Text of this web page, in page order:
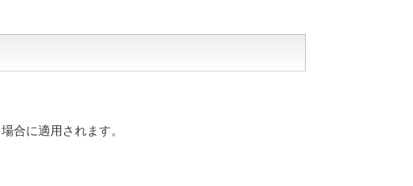
合に適用されます。